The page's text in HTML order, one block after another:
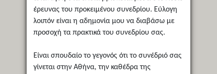
έρευνας του προκειμένου συνεδρίου. Εύλογη
λοιπόν είναι η αδημονία μου να διαβάσω με
προσοχή τα πρακτικά του συνεδρίου σας.
Είναι σπουδαίο το γεγονός ότι το συνέδριό σας
γίνεται στην Αθήνα, την καθέδρα της